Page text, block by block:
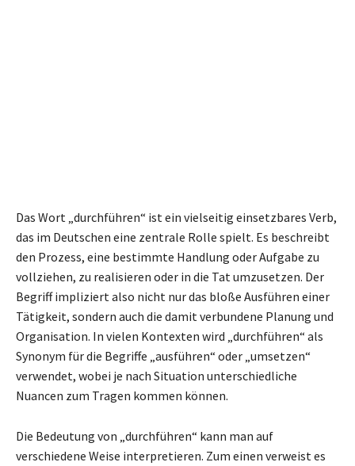
Das Wort „durchführen“ ist ein vielseitig einsetzbares Verb,
das im Deutschen eine zentrale Rolle spielt. Es beschreibt
den Prozess, eine bestimmte Handlung oder Aufgabe zu
vollziehen, zu realisieren oder in die Tat umzusetzen. Der
Begriff impliziert also nicht nur das bloße Ausführen einer
Tätigkeit, sondern auch die damit verbundene Planung und
Organisation. In vielen Kontexten wird „durchführen“ als
Synonym für die Begriffe „ausführen“ oder „umsetzen“
verwendet, wobei je nach Situation unterschiedliche
Nuancen zum Tragen kommen können.
Die Bedeutung von „durchführen“ kann man auf
verschiedene Weise interpretieren. Zum einen verweist es